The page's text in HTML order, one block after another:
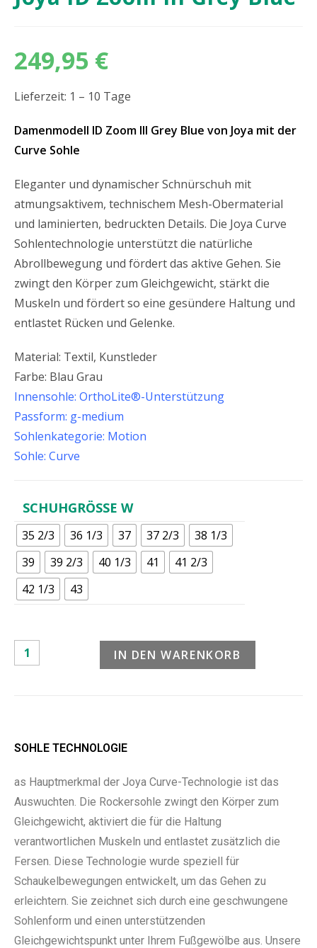
249,95 €
Lieferzeit: 1 – 10 Tage
Damenmodell ID Zoom III Grey Blue von Joya mit der
Curve Sohle
Eleganter und dynamischer Schnürschuh mit
atmungsaktivem, technischem Mesh-Obermaterial
und laminierten, bedruckten Details. Die Joya Curve
Sohlentechnologie unterstützt die natürliche
Abrollbewegung und fördert das aktive Gehen. Sie
zwingt den Körper zum Gleichgewicht, stärkt die
Muskeln und fördert so eine gesündere Haltung und
entlastet Rücken und Gelenke.
Material: Textil, Kunstleder
Farbe: Blau Grau
Innensohle: OrthoLite®-Unterstützung
Passform: g-medium
Sohlenkategorie: Motion
Sohle: Curve
SCHUHGRÖSSE W
35 2/3 36 1/3 37 37 2/3
38 1/3
39
39 2/3 40 1/3 41
41 2/3
42 1/3
43
IN DEN WARENKORB
SOHLE TECHNOLOGIE
as Hauptmerkmal der Joya Curve-Technologie ist das
Auswuchten. Die Rockersohle zwingt den Körper zum
Gleichgewicht, aktiviert die für die Haltung
verantwortlichen Muskeln und entlastet zusätzlich die
Fersen. Diese Technologie wurde speziell für
Schaukelbewegungen entwickelt, um das Gehen zu
erleichtern. Sie zeichnet sich durch eine geschwungene
Sohlenform und einen unterstützenden
Gleichgewichtspunkt unter Ihrem Fußgewölbe aus. Unsere